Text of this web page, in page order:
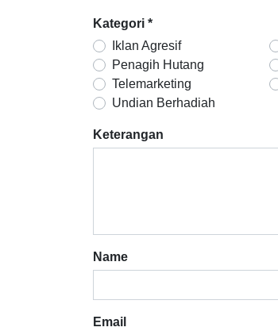
Kategori *
Iklan Agresif
Penagih Hutang
Telemarketing
Undian Berhadiah
Keterangan
Name
Email